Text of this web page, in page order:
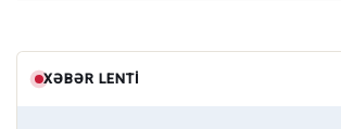
XƏBƏR LENTI